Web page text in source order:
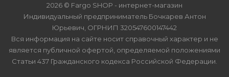
2026 © Fargo SHOP - интернет-магазин
Индивидуальный предприниматель Бочкарев Антон
Юрьевич, ОГРНИП 320547600147442
Вся информация на сайте носит справочный характер и не
является публичной офертой, определяемой положениями
Статьи 437 Гражданского кодекса Российской Федерации.